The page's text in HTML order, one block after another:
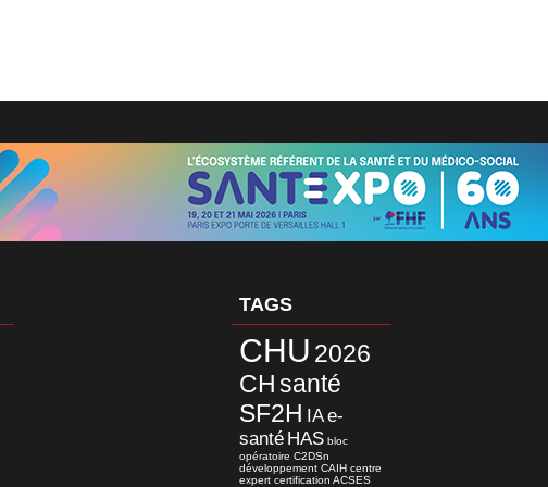
TAGS
CHU 2026
CHsanté
SF2H IAe-
santé HAS bloc
opératoire C2DSn
développement CAIH centre
expert certification ACSES